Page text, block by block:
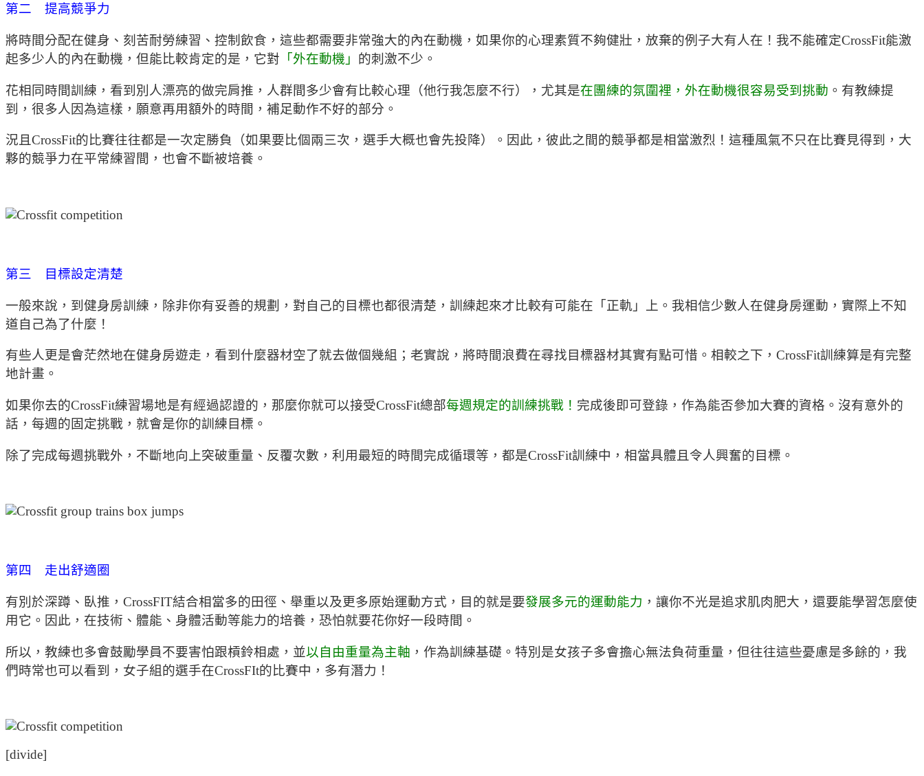
第二 提高競爭力
將時間分配在健身、刻苦耐勞練習、控制飲食，這些都需要非常強大的內在動機，如果你的心理素質不夠健壯，放棄的例子大有人在！我不能確定CrossFit能激
起多少人的內在動機，但能比較肯定的是，它對 「外在動機」 的刺激不少。
花相同時間訓練，看到別人漂亮的做完肩推，人群間多少會有比較心理（他行我怎麼不行），尤其是在團練的氛圍裡，外在動機很容易受到挑動 。有教練提
到，很多人因為這樣，願意再用額外的時間，補足動作不好的部分。
況且CrossFit的比賽往往都是一次定勝負（如果要比個兩三次，選手大概也會先投降）。因此，彼此之間的競爭都是相當激烈！這種風氣不只在比賽見得到，大
夥的競爭力在平常練習間，也會不斷被培養。
第三 目標設定清楚
一般來說，到健身房訓練，除非你有妥善的規劃，對自己的目標也都很清楚，訓練起來才比較有可能在「正軌」上。我相信少數人在健身房運動，實際上不知
道自己為了什麼！
有些人更是會茫然地在健身房遊走，看到什麼器材空了就去做個幾組；老實說，將時間浪費在尋找目標器材其實有點可惜。相較之下，CrossFit訓練算是有完整
地計畫。
如果你去的CrossFit練習場地是有經過認證的，那麼你就可以接受CrossFit總部每週規定的訓練挑戰！ 完成後即可登錄，作為能否參加大賽的資格。沒有意外的
話，每週的固定挑戰，就會是你的訓練目標。
除了完成每週挑戰外，不斷地向上突破重量、反覆次數，利用最短的時間完成循環等，都是CrossFit訓練中，相當具體且令人興奮的目標。
第四 走出舒適圈
有別於深蹲、臥推，CrossFIT結合相當多的田徑、舉重以及更多原始運動方式，目的就是要發展多元的運動能力 ，讓你不光是追求肌肉肥大，還要能學習怎麼使
用它。因此，在技術、體能、身體活動等能力的培養，恐怕就要花你好一段時間。
所以，教練也多會鼓勵學員不要害怕跟槓鈴相處，並以自由重量為主軸 ，作為訓練基礎。特別是女孩子多會擔心無法負荷重量，但往往這些憂慮是多餘的，我
們時常也可以看到，女子組的選手在CrossFIt的比賽中，多有潛力！
[divide]